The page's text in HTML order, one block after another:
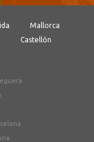
Mallorca
Castellón